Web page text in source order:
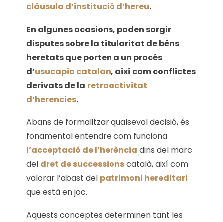
cláusula d’institució d’hereu.
En algunes ocasions, poden sorgir
disputes sobre la titularitat de béns
heretats que porten a un procés
d’usucapio catalan, així com conflictes
derivats de la retroactivitat
d’herencies.
Abans de formalitzar qualsevol decisió, és
fonamental entendre com funciona
l’acceptació de l’herència dins del marc
del dret de successionscatalà, així com
valorar l’abast del patrimoni hereditari
que està en joc.
Aquests conceptes determinen tant les